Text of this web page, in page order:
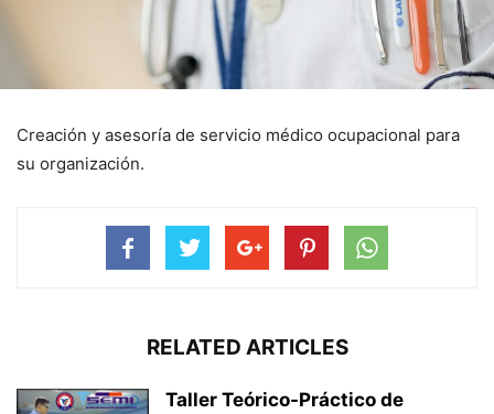
Creación y asesoría de servicio médico ocupacional para
su organización.
RELATED ARTICLES
Taller Teórico-Práctico de